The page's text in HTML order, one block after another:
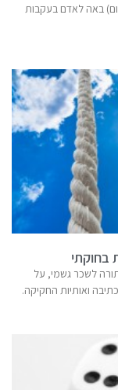
באה לאדם בעקבות
בחוקתי
לשכר גשמי, על
ואותיות החקיקה.